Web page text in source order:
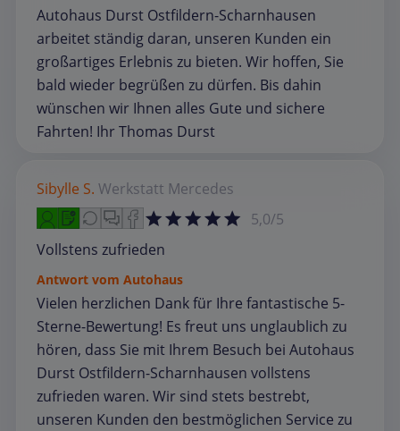
Autohaus Durst Ostfildern-Scharnhausen
arbeitet ständig daran, unseren Kunden ein
großartiges Erlebnis zu bieten. Wir hoffen, Sie
bald wieder begrüßen zu dürfen. Bis dahin
wünschen wir Ihnen alles Gute und sichere
Fahrten! Ihr Thomas Durst
Sibylle S. Werkstatt Mercedes
5,0/5
Vollstens zufrieden
Antwort vom Autohaus
Vielen herzlichen Dank für Ihre fantastische 5-
Sterne-Bewertung! Es freut uns unglaublich zu
hören, dass Sie mit Ihrem Besuch bei Autohaus
Durst Ostfildern-Scharnhausen vollstens
zufrieden waren. Wir sind stets bestrebt,
unseren Kunden den bestmöglichen Service zu